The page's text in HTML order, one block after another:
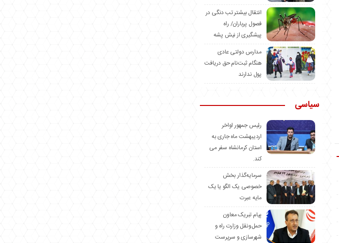
انتقال بیشتر تب دنگی در
فصول پرباران/ راه
پیشگیری از نیش پشه
مدارس دولتی عادی
هنگام ثبت‌نام حق دریافت
پول ندارند
سیاسی
رئیس جمهور اواخر
اردیبهشت ماه جاری به
استان کرمانشاه سفر می
کند.
سرمایه‌گذار بخش
خصوصی یک الگو یا یک
مایه عبرت
️پیام تبریک معاون
حمل‌ونقل وزارت راه و
شهرسازی و سرپرست